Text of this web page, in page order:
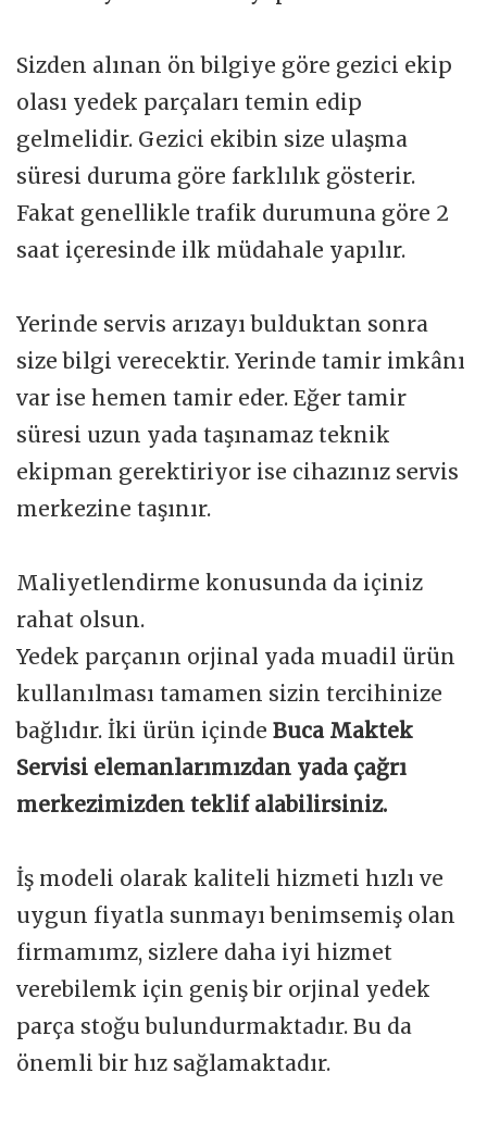
Sizden alınan ön bilgiye göre gezici ekip
olası yedek parçaları temin edip
gelmelidir. Gezici ekibin size ulaşma
süresi duruma göre farklılık gösterir.
Fakat genellikle trafik durumuna göre 2
saat içeresinde ilk müdahale yapılır.
Yerinde servis arızayı bulduktan sonra
size bilgi verecektir. Yerinde tamir imkânı
var ise hemen tamir eder. Eğer tamir
süresi uzun yada taşınamaz teknik
ekipman gerektiriyor ise cihazınız servis
merkezine taşınır.
Maliyetlendirme konusunda da içiniz
rahat olsun.
Yedek parçanın orjinal yada muadil ürün
kullanılması tamamen sizin tercihinize
bağlıdır. İki ürün içinde Buca Maktek
Servisi elemanlarımızdan yada çağrı
merkezimizden teklif alabilirsiniz.
İş modeli olarak kaliteli hizmeti hızlı ve
uygun fiyatla sunmayı benimsemiş olan
firmamımz, sizlere daha iyi hizmet
verebilemk için geniş bir orjinal yedek
parça stoğu bulundurmaktadır. Bu da
önemli bir hız sağlamaktadır.